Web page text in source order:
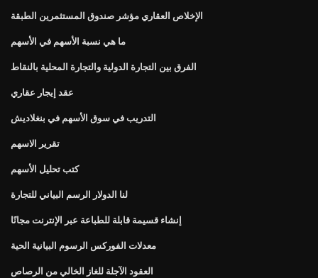
الإخلاص العقاري مؤشر صندوق المستثمرين الطبقة
ما هي نسبة الأسهم في الأسهم
الفرق بين التجارة الدولية والتجارة المحلية بالنقاط
عقد إيجار عقاري
التدريب في سوق الأسهم في بنغلاديش
تقرير الاسهم
كتب تحليل الأسهم
لنا الدولار الرسم البياني للتجارة
إنشاء قسيمة قابلة للطباعة عبر الإنترنت مجانًا
معدلات الفوركس الرسوم البيانية الحية
العقود الآجلة للغاز الخالي من الرصاص